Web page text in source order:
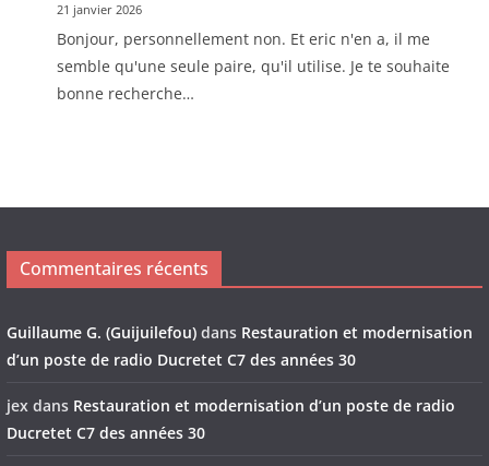
21 janvier 2026
Bonjour, personnellement non. Et eric n'en a, il me
semble qu'une seule paire, qu'il utilise. Je te souhaite
bonne recherche…
Commentaires récents
Guillaume G. (Guijuilefou) dans Restauration et modernisation
d’un poste de radio Ducretet C7 des années 30
jex dans Restauration et modernisation d’un poste de radio
Ducretet C7 des années 30